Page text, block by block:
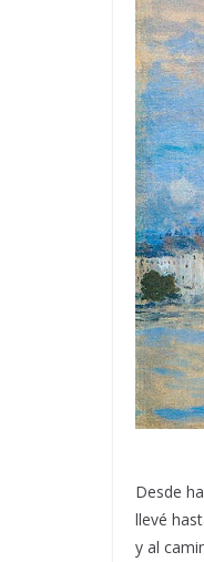
Desde
llevé
y al